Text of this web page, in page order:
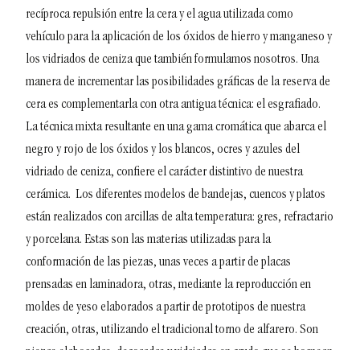
recíproca repulsión entre la cera y el agua utilizada como
vehículo para la aplicación de los óxidos de hierro y manganeso y
los vidriados de ceniza que también formulamos nosotros. Una
manera de incrementar las posibilidades gráficas de la reserva de
cera es complementarla con otra antigua técnica: el esgrafiado.
La técnica mixta resultante en una gama cromática que abarca el
negro y rojo de los óxidos y los blancos, ocres y azules del
vidriado de ceniza, confiere el carácter distintivo de nuestra
cerámica. Los diferentes modelos de bandejas, cuencos y platos
están realizados con arcillas de alta temperatura: gres, refractario
y porcelana. Estas son las materias utilizadas para la
conformación de las piezas, unas veces a partir de placas
prensadas en laminadora, otras, mediante la reproducción en
moldes de yeso elaborados a partir de prototipos de nuestra
creación, otras, utilizando el tradicional torno de alfarero. Son